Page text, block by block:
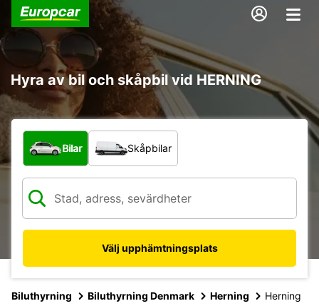
Hyra av bil och skåpbil vid HERNING
Vilken typ av fordon?
Bilar Skåpbilar
Välj upphämtningsplats
Biluthyrning Biluthyrning Denmark Herning Herning